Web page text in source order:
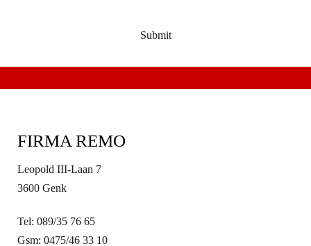
FIRMA REMO
Leopold III-Laan 7
3600 Genk
Tel: 089/35 76 65
Gsm: 0475/46 33 10